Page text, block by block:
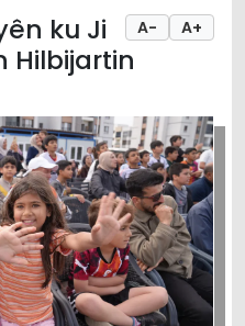
A- A+
ku Ji
Hilbijartin